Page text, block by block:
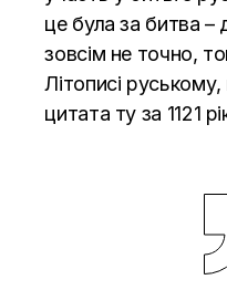
це була за битва
зовсім не точно,
Літописі
цитата ту за 1121